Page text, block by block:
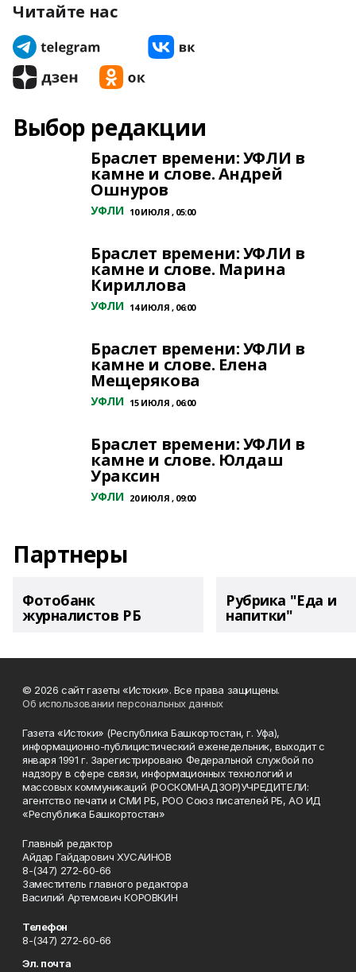
Читайте нас
Выбор редакции
Браслет времени: УФЛИ в
камне и слове. Андрей
Ошнуров
УФЛИ 10 ИЮЛЯ , 05:00
Браслет времени: УФЛИ в
камне и слове. Марина
Кириллова
УФЛИ 14 ИЮЛЯ , 06:00
Браслет времени: УФЛИ в
камне и слове. Елена
Мещерякова
УФЛИ 15 ИЮЛЯ , 06:00
Браслет времени: УФЛИ в
камне и слове. Юлдаш
Ураксин
УФЛИ 20 ИЮЛЯ , 09:00
Партнеры
Фотобанк
журналистов РБ
Рубрика "Еда и
напитки"
© 2026 сайт газеты «Истоки». Все права защищены.
Об использовании персональных данных
Газета «Истоки» (Республика Башкортостан, г. Уфа),
информационно-публицистический еженедельник, выходит с
января 1991 г. Зарегистрировано Федеральной службой по
надзору в сфере связи, информационных технологий и
массовых коммуникаций (РОСКОМНАДЗОР)УЧРЕДИТЕЛИ:
агентство печати и СМИ РБ, РОО Союз писателей РБ, АО ИД
«Республика Башкортостан»
Главный редактор
Айдар Гайдарович ХУСАИНОВ
8-(347) 272-60-66
Заместитель главного редактора
Василий Артемович КОРОВКИН
Телефон
8-(347) 272-60-66
Эл. почта